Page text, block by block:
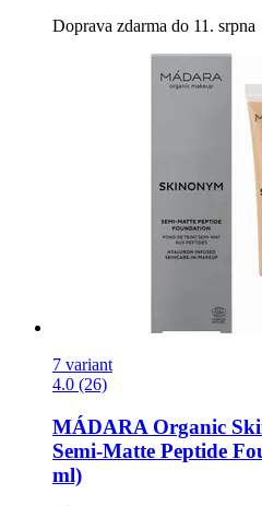
Doprava zdarma do 11. srpna
7 variant
4.0 (26)
MÁDARA Organic
Semi-​Matte Peptide
ml)